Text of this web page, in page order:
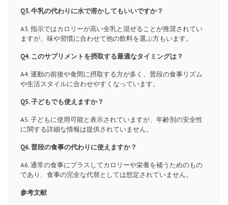
Q3. 牛乳の代わりに水で溶かしてもいいですか？
A3. 指示ではカロリーが高い全乳と混ぜることが推奨されてい
ますが、味や習慣に合わせて他の飲料を選ぶ方もいます。
Q4. このサプリメントを摂取する最適なタイミングは？
A4. 運動の前後や食間に摂取する方が多く、普段の食事リズム
や生活スタイルに合わせやすくなっています。
Q5. 子どもでも使えますか？
A5. 子どもに使用可能と表示されていますが、年齢別の安全性
に関する詳細な情報は提供されていません。
Q6. 普段の食事の代わりに使えますか？
A6. 通常の食事にプラスしてカロリーや栄養を補うためのもの
であり、食事の完全な代替としては想定されていません。
参考文献